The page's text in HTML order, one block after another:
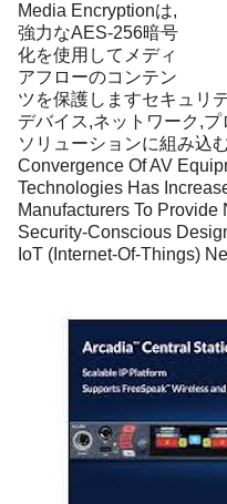
Media Encryptionは,
強力なAES-256暗号
化を使用してメディ
アフローのコンテン
ツを保護しますセキュリ
デバイス,ネットワーク,
ソリューションに組み込
Convergence Of AV
Technologies Has
Manufacturers To
Security-Conscious
IoT (Internet-Of-Things)